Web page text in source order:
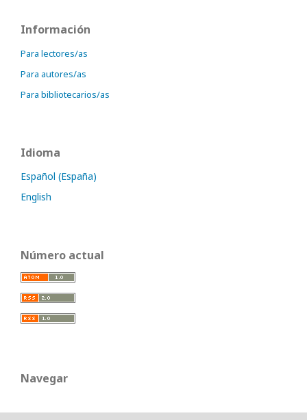
Información
Para lectores/as
Para autores/as
Para bibliotecarios/as
Idioma
Español (España)
English
Número actual
Navegar